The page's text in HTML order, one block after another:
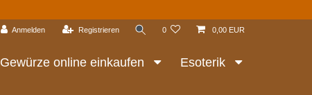
Anmelden Registrieren 0 0,00 EUR
Gewürze online einkaufen Esoterik